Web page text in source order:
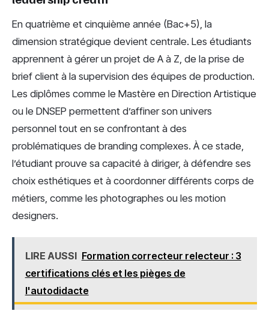
En quatrième et cinquième année (Bac+5), la
dimension stratégique devient centrale. Les étudiants
apprennent à gérer un projet de A à Z, de la prise de
brief client à la supervision des équipes de production.
Les diplômes comme le Mastère en Direction Artistique
ou le DNSEP permettent d’affiner son univers
personnel tout en se confrontant à des
problématiques de branding complexes. À ce stade,
l’étudiant prouve sa capacité à diriger, à défendre ses
choix esthétiques et à coordonner différents corps de
métiers, comme les photographes ou les motion
designers.
LIRE AUSSI Formation correcteur relecteur : 3
certifications clés et les pièges de
l'autodidacte